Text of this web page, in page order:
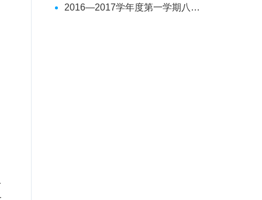
2016—2017学年度第一学期八年级生物教学工作总结